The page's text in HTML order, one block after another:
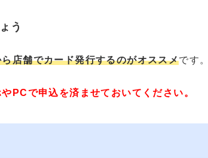
う
店舗でカード発行するのがオススメです。
PCで申込を済ませておいてください。